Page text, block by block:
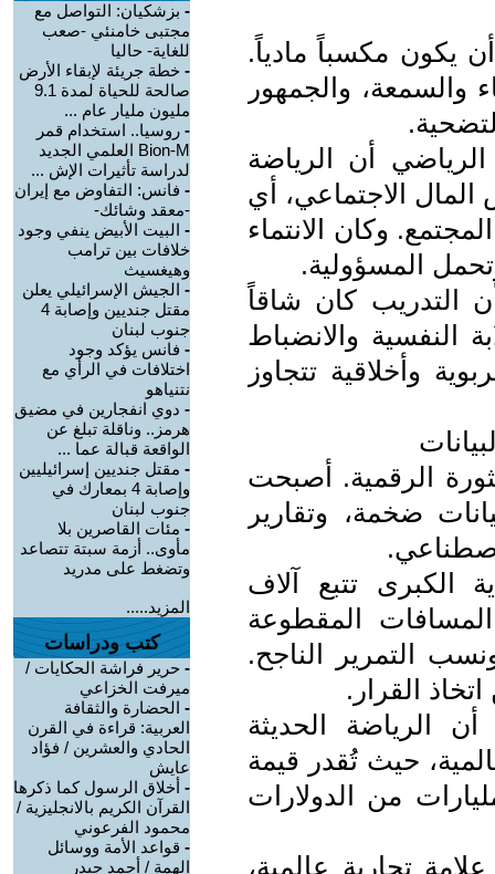
يكون مكسباً مادياً.
والسمعة، والجمهور
أن الرياضة
المال الاجتماعي، أي
وكان الانتماء
المسؤولية.
التدريب كان شاقاً
النفسية والانضباط
وأخلاقية تتجاوز
الرقمية. أصبحت
ضخمة، وتقارير
الكبرى تتبع آلاف
المقطوعة
التمرير الناجح.
القرار.
الرياضة الحديثة
حيث تُقدر قيمة
من الدولارات
تجارية عالمية،
- بزشكيان: التواصل مع
مجتبى خامنئي -صعب
للغاية- حاليا
- خطة جريئة لإبقاء الأرض
صالحة للحياة لمدة 9.1
مليون مليار عام ...
- روسيا.. استخدام قمر
Bion-M العلمي الجديد
لدراسة تأثيرات الإش ...
- فانس: التفاوض مع إيران
-معقد وشائك-
- البيت الأبيض ينفي وجود
خلافات بين ترامب
وهيغسيث
- الجيش الإسرائيلي يعلن
مقتل جنديين وإصابة 4
جنوب لبنان
- فانس يؤكد وجود
اختلافات في الرأي مع
نتنياهو
- دوي انفجارين في مضيق
هرمز.. وناقلة تبلغ عن
الواقعة قبالة عما ...
- مقتل جنديين إسرائيليين
وإصابة 4 بمعارك في
جنوب لبنان
- مئات القاصرين بلا
مأوى.. أزمة سبتة تتصاعد
وتضغط على مدريد
المزيد.....
كتب ودراسات
- حرير فراشة الحكايات /
ميرفت الخزاعي
- الحضارة والثقافة
العربية: قراءة في القرن
الحادي والعشرين / فؤاد
عايش
- أخلاق الرسول كما ذكرها
القرآن الكريم بالانجليزية /
محمود الفرعوني
- قواعد الأمة ووسائل
الهمة / أحمد حيدر